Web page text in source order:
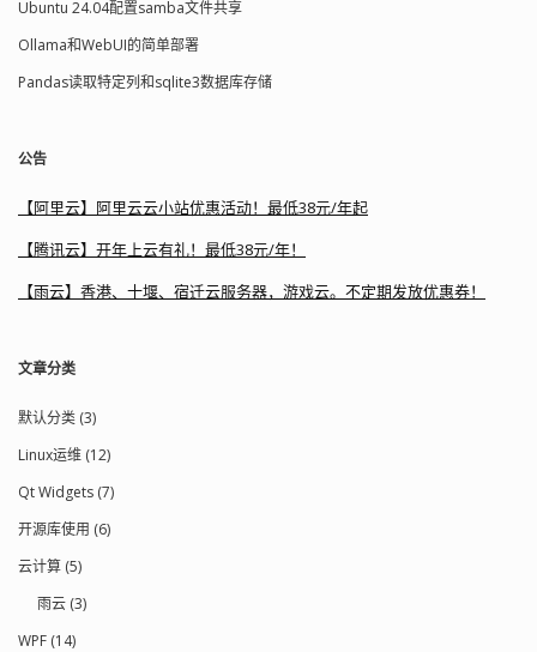
Ubuntu 24.04配置samba文件共享
Ollama和WebUI的简单部署
Pandas读取特定列和sqlite3数据库存储
公告
【阿里云】阿里云云小站优惠活动！最低38元/年起
【腾讯云】开年上云有礼！最低38元/年！
【雨云】香港、十堰、宿迁云服务器，游戏云。不定期发放优惠券！
文章分类
默认分类 (3)
Linux运维 (12)
Qt Widgets (7)
开源库使用 (6)
云计算 (5)
雨云 (3)
WPF (14)